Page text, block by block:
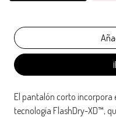
El pantalón corto incorpora
tecnología FlashDry-XD™,